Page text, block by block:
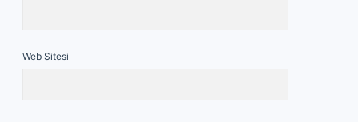
Web Sitesi